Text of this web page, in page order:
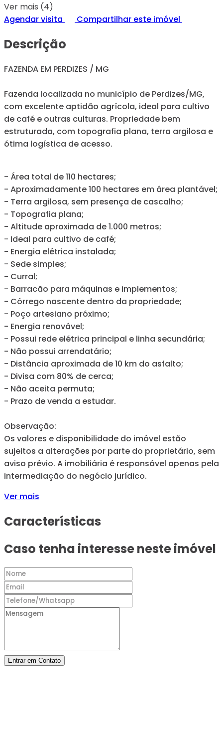
Ver mais (4)
Agendar visita
Compartilhar este imóvel
Descrição
FAZENDA EM PERDIZES / MG
Fazenda localizada no município de Perdizes/MG,
com excelente aptidão agrícola, ideal para cultivo
de café e outras culturas. Propriedade bem
estruturada, com topografia plana, terra argilosa e
ótima logística de acesso.
- Área total de 110 hectares;
- Aproximadamente 100 hectares em área plantável;
- Terra argilosa, sem presença de cascalho;
- Topografia plana;
- Altitude aproximada de 1.000 metros;
- Ideal para cultivo de café;
- Energia elétrica instalada;
- Sede simples;
- Curral;
- Barracão para máquinas e implementos;
- Córrego nascente dentro da propriedade;
- Poço artesiano próximo;
- Energia renovável;
- Possui rede elétrica principal e linha secundária;
- Não possui arrendatário;
- Distância aproximada de 10 km do asfalto;
- Divisa com 80% de cerca;
- Não aceita permuta;
- Prazo de venda a estudar.
Observação:
Os valores e disponibilidade do imóvel estão
sujeitos a alterações por parte do proprietário, sem
aviso prévio. A imobiliária é responsável apenas pela
intermediação do negócio jurídico.
Ver mais
Características
Caso tenha interesse neste imóvel
Entrar em Contato